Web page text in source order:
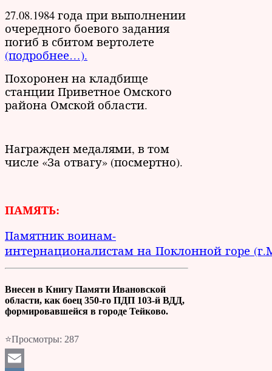
27.08.1984 года при выполнении
очередного боевого задания
погиб в сбитом вертолете
(подробнее…).
Похоронен на кладбище
станции Приветное Омского
района Омской области.
Награжден медалями, в том
числе «За отвагу» (посмертно).
ПАМЯТЬ:
Памятник воинам-
интернационалистам на Поклонной горе
Внесен в Книгу Памяти Ивановской
области, как боец 350-го ПДП 103-й ВДД,
формировавшейся в городе Тейково.
⭐Просмотры: 287